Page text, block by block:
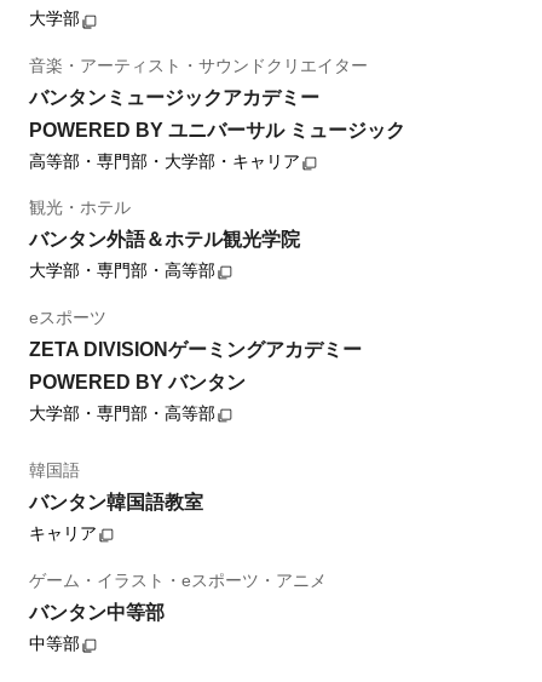
大学部
音楽・アーティスト・サウンドクリエイター
バンタンミュージックアカデミー
POWERED BY ユニバーサル ミュージック
高等部・専門部・大学部・キャリア
観光・ホテル
バンタン外語＆ホテル観光学院
大学部・専門部・高等部
eスポーツ
ZETA DIVISIONゲーミングアカデミー
POWERED BY バンタン
大学部・専門部・高等部
韓国語
バンタン韓国語教室
キャリア
ゲーム・イラスト・eスポーツ・アニメ
バンタン中等部
中等部